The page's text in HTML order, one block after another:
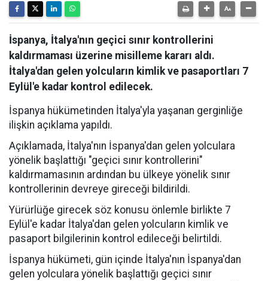
İspanya, İtalya'nın geçici sınır kontrollerini
kaldırmaması üzerine misilleme kararı aldı.
İtalya'dan gelen yolcuların kimlik ve pasaportları 7
Eylül'e kadar kontrol edilecek.
İspanya hükümetinden İtalya'yla yaşanan gerginliğe
ilişkin açıklama yapıldı.
Açıklamada, İtalya'nın İspanya'dan gelen yolculara
yönelik başlattığı "geçici sınır kontrollerini"
kaldırmamasının ardından bu ülkeye yönelik sınır
kontrollerinin devreye gireceği bildirildi.
Yürürlüğe girecek söz konusu önlemle birlikte 7
Eylül'e kadar İtalya'dan gelen yolcuların kimlik ve
pasaport bilgilerinin kontrol edileceği belirtildi.
İspanya hükümeti, gün içinde İtalya'nın İspanya'dan
gelen yolculara yönelik başlattığı geçici sınır